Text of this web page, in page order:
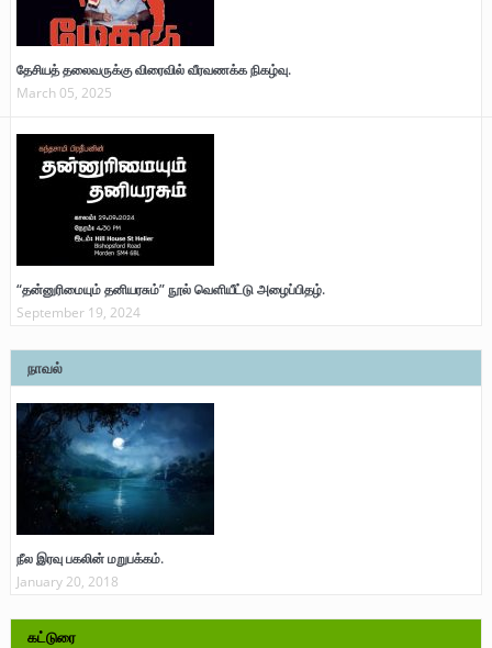
தேசியத் தலைவருக்கு விரைவில் வீரவணக்க நிகழ்வு.
March 05, 2025
“தன்னுரிமையும் தனியரசும்” நூல் வெளியீட்டு அழைப்பிதழ்.
September 19, 2024
நாவல்
நீல இரவு பகலின் மறுபக்கம்.
January 20, 2018
கட்டுரை